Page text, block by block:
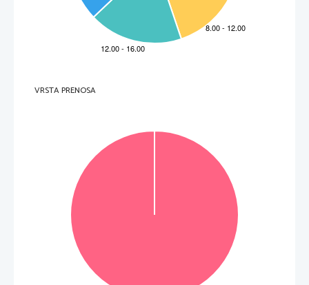
VRSTA PRENOSA